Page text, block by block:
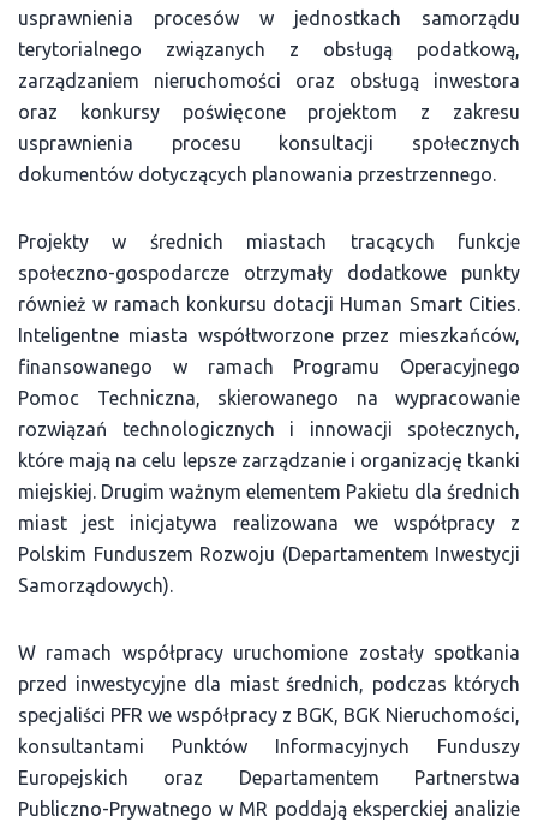
usprawnienia procesów w jednostkach samorządu
terytorialnego związanych z obsługą podatkową,
zarządzaniem nieruchomości oraz obsługą inwestora
oraz konkursy poświęcone projektom z zakresu
usprawnienia procesu konsultacji społecznych
dokumentów dotyczących planowania przestrzennego.
Projekty w średnich miastach tracących funkcje
społeczno-gospodarcze otrzymały dodatkowe punkty
również w ramach konkursu dotacji Human Smart Cities.
Inteligentne miasta współtworzone przez mieszkańców,
finansowanego w ramach Programu Operacyjnego
Pomoc Techniczna, skierowanego na wypracowanie
rozwiązań technologicznych i innowacji społecznych,
które mają na celu lepsze zarządzanie i organizację tkanki
miejskiej. Drugim ważnym elementem Pakietu dla średnich
miast jest inicjatywa realizowana we współpracy z
Polskim Funduszem Rozwoju (Departamentem Inwestycji
Samorządowych).
W ramach współpracy uruchomione zostały spotkania
przed inwestycyjne dla miast średnich, podczas których
specjaliści PFR we współpracy z BGK, BGK Nieruchomości,
konsultantami Punktów Informacyjnych Funduszy
Europejskich oraz Departamentem Partnerstwa
Publiczno-Prywatnego w MR poddają eksperckiej analizie